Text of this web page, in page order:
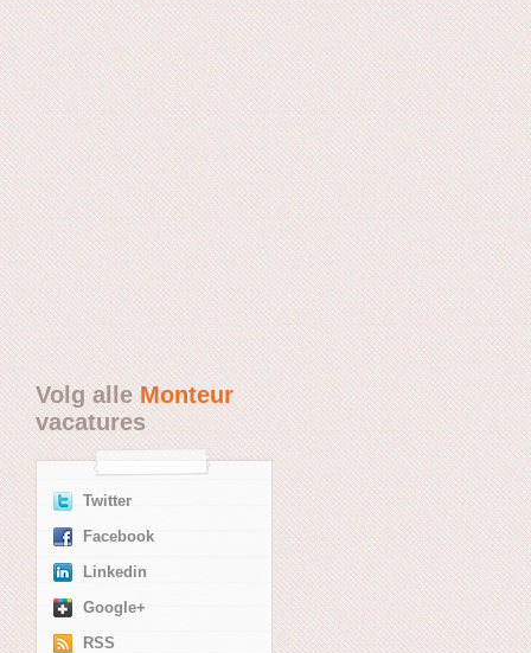
Volg alleMonteur
vacatures
Twitter
Facebook
Linkedin
Google+
RSS